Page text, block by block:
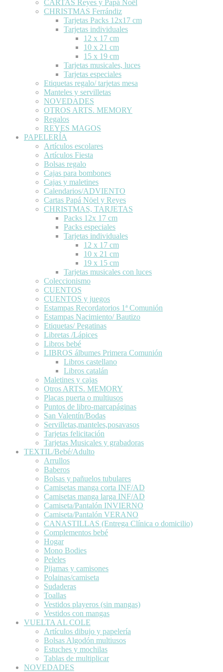
CARTAS Reyes y Papá Noël
CHRISTMAS Ferrándiz
Tarjetas Packs 12x17 cm
Tarjetas individuales
12 x 17 cm
10 x 21 cm
15 x 19 cm
Tarjetas musicales, luces
Tarjetas especiales
Etiquetas regalo/ tarjetas mesa
Manteles y servilletas
NOVEDADES
OTROS ARTS. MEMORY
Regalos
REYES MAGOS
PAPELERÍA
Artículos escolares
Artículos Fiesta
Bolsas regalo
Cajas para bombones
Cajas y maletines
Calendarios/ADVIENTO
Cartas Papá Nöel y Reyes
CHRISTMAS, TARJETAS
Packs 12x 17 cm
Packs especiales
Tarjetas individuales
12 x 17 cm
10 x 21 cm
19 x 15 cm
Tarjetas musicales con luces
Coleccionismo
CUENTOS
CUENTOS y juegos
Estampas Recordatorios 1ª Comunión
Estampas Nacimiento/ Bautizo
Etiquetas/ Pegatinas
Libretas /Lápices
Libros bebé
LIBROS álbumes Primera Comunión
Libros castellano
Libros catalán
Maletines y cajas
Otros ARTS. MEMORY
Placas puerta o multiusos
Puntos de libro-marcapáginas
San Valentín/Bodas
Servilletas,manteles,posavasos
Tarjetas felicitación
Tarjetas Musicales y grabadoras
TEXTIL/Bebé/Adulto
Arrullos
Baberos
Bolsas y pañuelos tubulares
Camisetas manga corta INF/AD
Camisetas manga larga INF/AD
Camiseta/Pantalón INVIERNO
Camiseta/Pantalón VERANO
CANASTILLAS (Entrega Clínica o domicilio)
Complementos bebé
Hogar
Mono Bodies
Peleles
Pijamas y camisones
Polainas/camiseta
Sudaderas
Toallas
Vestidos playeros (sin mangas)
Vestidos con mangas
VUELTA AL COLE
Artículos dibujo y papelería
Bolsas Algodón multiusos
Estuches y mochilas
Tablas de multiplicar
NOVEDADES